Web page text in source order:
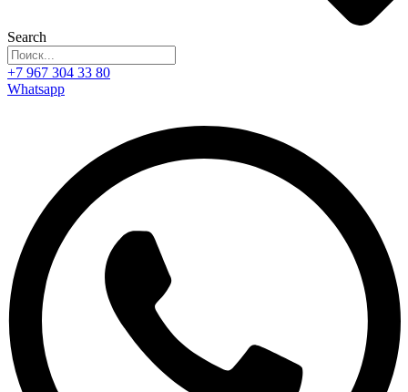
Search
+7 967 304 33 80
Whatsapp